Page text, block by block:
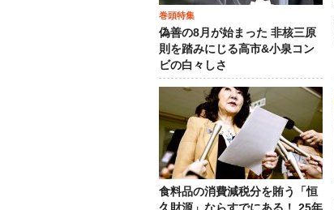
巻頭特集
偽善の8月が始まった 非核三原
則を踏みにじる高市&小泉コン
ビの白々しさ
食料品の消費減税分を賄う「恒